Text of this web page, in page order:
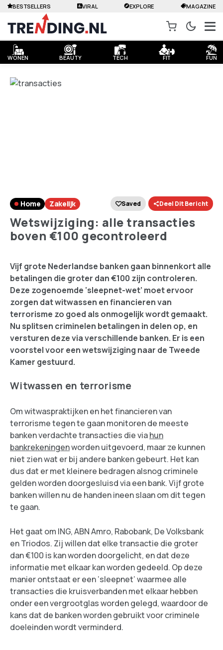
WONEN BEAUTY TECH FIT FUN
BESTSELLERS VIRAL EXPLORE MAGAZINE
Home Zakelijk Saved Deel Dit Bericht
Wetswijziging: alle transacties
boven €100 gecontroleerd
Vijf grote Nederlandse banken gaan binnenkort alle
betalingen die groter dan €100 zijn controleren.
Deze zogenoemde ‘sleepnet-wet’ moet ervoor
zorgen dat witwassen en financieren van
terrorisme zo goed als onmogelijk wordt gemaakt.
Nu splitsen criminelen betalingen in delen op, en
versturen deze via verschillende banken. Er is een
voorstel voor een wetswijziging naar de Tweede
Kamer gestuurd.
Witwassen en terrorisme
Om witwaspraktijken en het financieren van
terrorisme tegen te gaan monitoren de meeste
banken verdachte transacties die viahun
bankrekeningenworden uitgevoerd, maar ze kunnen
niet zien wat er bij andere banken gebeurt. Het kan
dus dat er met kleinere bedragen alsnog criminele
gelden worden doorgesluisd via een bank. Vijf grote
banken willen nu de handen ineen slaan om dit tegen
te gaan.
Het gaat om ING, ABN Amro, Rabobank, De Volksbank
en Triodos. Zij willen dat elke transactie die groter
dan €100 is kan worden doorgelicht, en dat deze
informatie met elkaar kan worden gedeeld. Op deze
manier ontstaat er een ‘sleepnet’ waarmee alle
transacties die kruisverbanden met elkaar hebben
onder een vergrootglas worden gelegd, waardoor de
kans dat de banken worden gebruikt voor criminele
doeleinden wordt verminderd.